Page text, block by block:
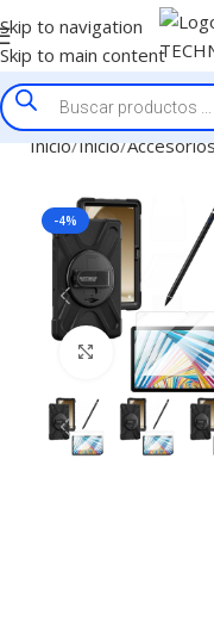
Skip to navigation
Skip to main content
Inicio Inicio
-4%
Click to